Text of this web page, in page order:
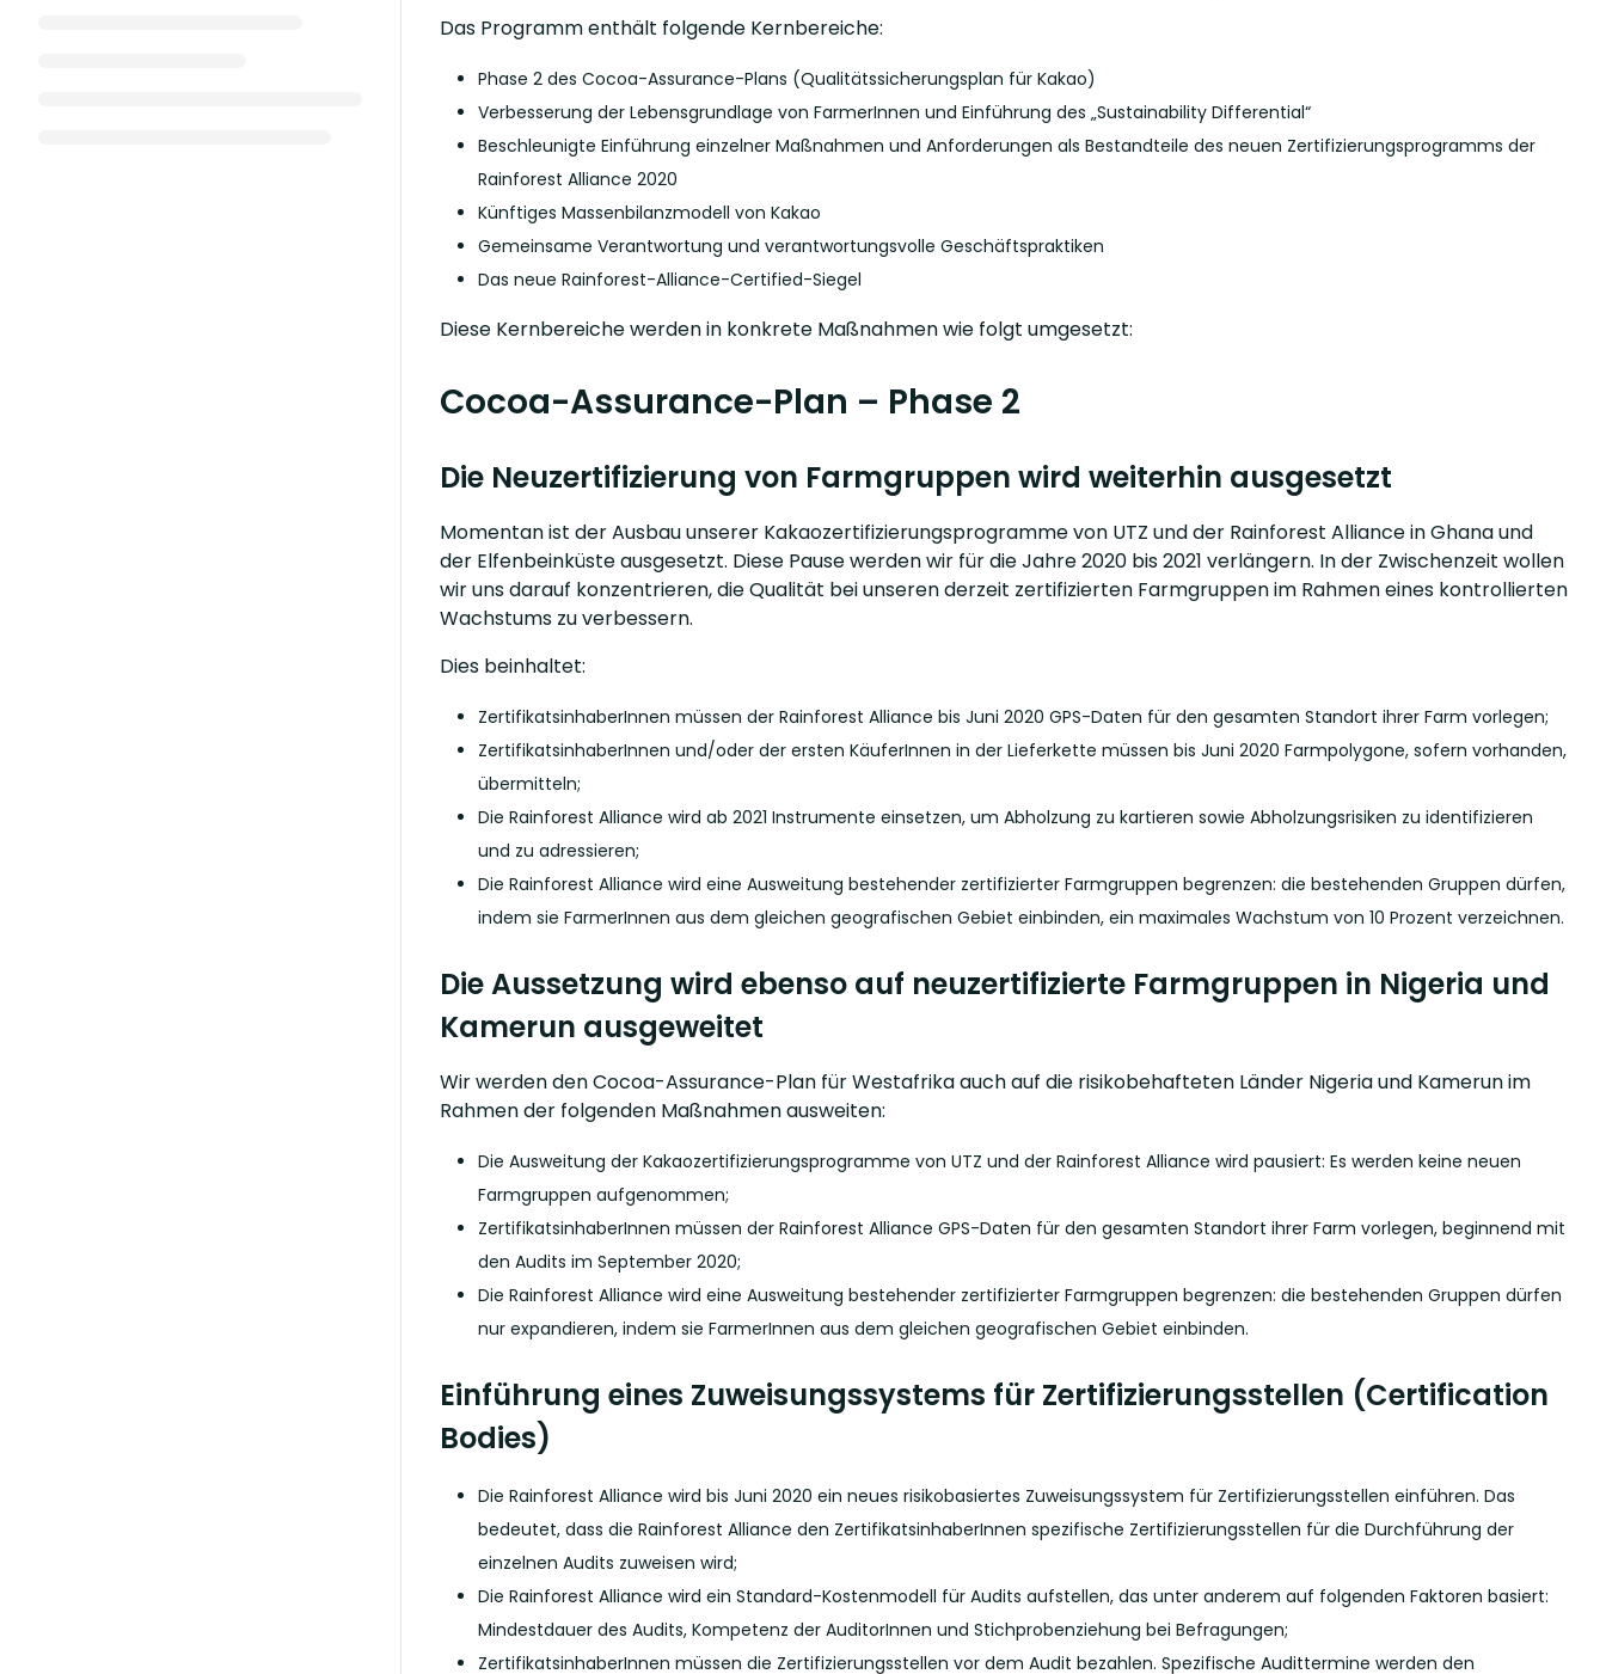
Das Programm enthält folgende Kernbereiche:
Phase 2 des Cocoa-Assurance-Plans (Qualitätssicherungsplan für Kakao)
Verbesserung der Lebensgrundlage von FarmerInnen und Einführung des „Sustainability Differential“
Beschleunigte Einführung einzelner Maßnahmen und Anforderungen als Bestandteile des neuen Zertifizierungsprogramms der
Rainforest Alliance 2020
Künftiges Massenbilanzmodell von Kakao
Gemeinsame Verantwortung und verantwortungsvolle Geschäftspraktiken
Das neue Rainforest-Alliance-Certified-Siegel
Diese Kernbereiche werden in konkrete Maßnahmen wie folgt umgesetzt:
Cocoa-Assurance-Plan – Phase 2
Die Neuzertifizierung von Farmgruppen wird weiterhin ausgesetzt
Momentan ist der Ausbau unserer Kakaozertifizierungsprogramme von UTZ und der Rainforest Alliance in Ghana und
der Elfenbeinküste ausgesetzt. Diese Pause werden wir für die Jahre 2020 bis 2021 verlängern. In der Zwischenzeit wollen
wir uns darauf konzentrieren, die Qualität bei unseren derzeit zertifizierten Farmgruppen im Rahmen eines kontrollierten
Wachstums zu verbessern.
Dies beinhaltet:
ZertifikatsinhaberInnen müssen der Rainforest Alliance bis Juni 2020 GPS-Daten für den gesamten Standort ihrer Farm vorlegen;
ZertifikatsinhaberInnen und/oder der ersten KäuferInnen in der Lieferkette müssen bis Juni 2020 Farmpolygone, sofern vorhanden,
übermitteln;
Die Rainforest Alliance wird ab 2021 Instrumente einsetzen, um Abholzung zu kartieren sowie Abholzungsrisiken zu identifizieren
und zu adressieren;
Die Rainforest Alliance wird eine Ausweitung bestehender zertifizierter Farmgruppen begrenzen: die bestehenden Gruppen dürfen,
indem sie FarmerInnen aus dem gleichen geografischen Gebiet einbinden, ein maximales Wachstum von 10 Prozent verzeichnen.
Die Aussetzung wird ebenso auf neuzertifizierte Farmgruppen in Nigeria und
Kamerun ausgeweitet
Wir werden den Cocoa-Assurance-Plan für Westafrika auch auf die risikobehafteten Länder Nigeria und Kamerun im
Rahmen der folgenden Maßnahmen ausweiten:
Die Ausweitung der Kakaozertifizierungsprogramme von UTZ und der Rainforest Alliance wird pausiert: Es werden keine neuen
Farmgruppen aufgenommen;
ZertifikatsinhaberInnen müssen der Rainforest Alliance GPS-Daten für den gesamten Standort ihrer Farm vorlegen, beginnend mit
den Audits im September 2020;
Die Rainforest Alliance wird eine Ausweitung bestehender zertifizierter Farmgruppen begrenzen: die bestehenden Gruppen dürfen
nur expandieren, indem sie FarmerInnen aus dem gleichen geografischen Gebiet einbinden.
Einführung eines Zuweisungssystems für Zertifizierungsstellen (Certification
Bodies)
Die Rainforest Alliance wird bis Juni 2020 ein neues risikobasiertes Zuweisungssystem für Zertifizierungsstellen einführen. Das
bedeutet, dass die Rainforest Alliance den ZertifikatsinhaberInnen spezifische Zertifizierungsstellen für die Durchführung der
einzelnen Audits zuweisen wird;
Die Rainforest Alliance wird ein Standard-Kostenmodell für Audits aufstellen, das unter anderem auf folgenden Faktoren basiert:
Mindestdauer des Audits, Kompetenz der AuditorInnen und Stichprobenziehung bei Befragungen;
ZertifikatsinhaberInnen müssen die Zertifizierungsstellen vor dem Audit bezahlen. Spezifische Audittermine werden den